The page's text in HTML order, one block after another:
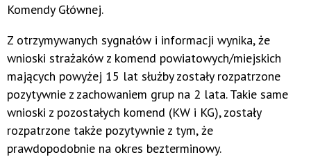
Komendy Głównej.
Z otrzymywanych sygnałów i informacji wynika, że
wnioski strażaków z komend powiatowych/miejskich
mających powyżej 15 lat służby zostały rozpatrzone
pozytywnie z zachowaniem grup na 2 lata. Takie same
wnioski z pozostałych komend (KW i KG), zostały
rozpatrzone także pozytywnie z tym, że
prawdopodobnie na okres bezterminowy.